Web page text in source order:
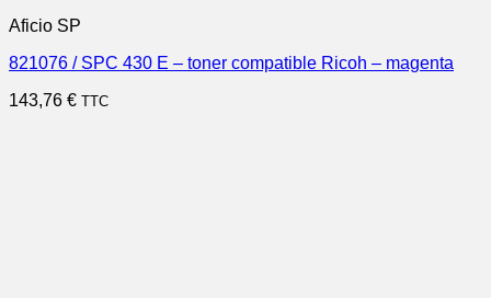
Aficio SP
821076 / SPC 430 E – toner compatible Ricoh – magenta
143,76 € TTC